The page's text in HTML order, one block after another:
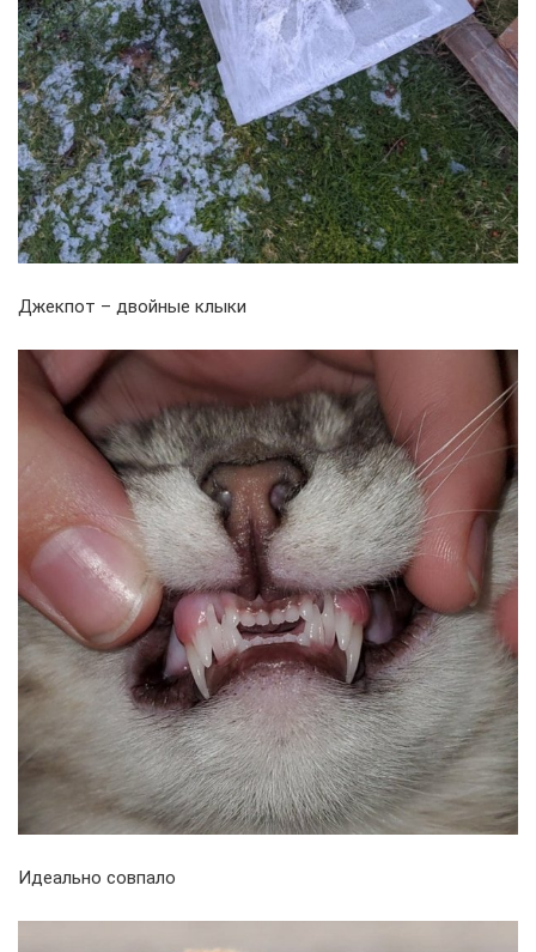
Джекпот – двойные клыки
Идеально совпало